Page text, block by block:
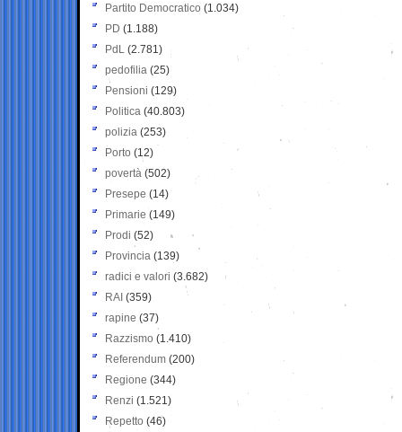
Partito Democratico (1.034)
PD (1.188)
PdL (2.781)
pedofilia (25)
Pensioni (129)
Politica (40.803)
polizia (253)
Porto (12)
povertà (502)
Presepe (14)
Primarie (149)
Prodi (52)
Provincia (139)
radici e valori (3.682)
RAI (359)
rapine (37)
Razzismo (1.410)
Referendum (200)
Regione (344)
Renzi (1.521)
Repetto (46)